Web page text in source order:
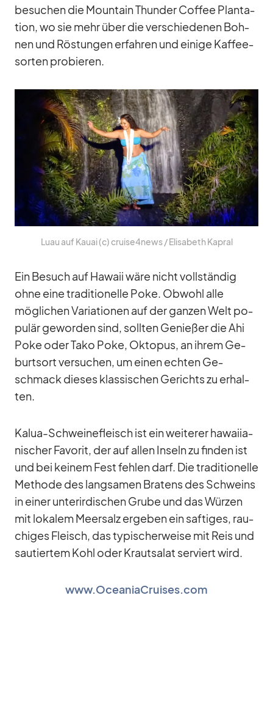
be­su­chen die Moun­tain Thun­der Cof­fee Plan­ta­
tion, wo sie mehr über die ver­schie­de­nen Boh­
nen und Rös­tun­gen er­fah­ren und ei­nige Kaf­fee­
sor­ten pro­bie­ren.
Luau auf Kauai (c) cruise4news /​ Eli­sa­beth Ka­pral
Ein Be­such auf Ha­waii wäre nicht voll­stän­dig
ohne eine tra­di­tio­nelle Poke. Ob­wohl alle
mög­li­chen Va­ria­tio­nen auf der gan­zen Welt po­
pu­lär ge­wor­den sind, soll­ten Ge­nie­ßer die Ahi
Poke oder Tako Poke, Ok­to­pus, an ih­rem Ge­
burts­ort ver­su­chen, um ei­nen ech­ten Ge­
schmack die­ses klas­si­schen Ge­richts zu er­hal­
ten.
Kalua-Schwei­ne­fleisch ist ein wei­te­rer ha­wai­ia­
ni­scher Fa­vo­rit, der auf al­len In­seln zu fin­den ist
und bei kei­nem Fest feh­len darf. Die tra­di­tio­nelle
Me­thode des lang­sa­men Bra­tens des Schweins
in ei­ner un­ter­ir­di­schen Grube und das Wür­zen
mit lo­ka­lem Meer­salz er­ge­ben ein saf­ti­ges, rau­
chi­ges Fleisch, das ty­pi­scher­weise mit Reis und
sau­tier­tem Kohl oder Kraut­sa­lat ser­viert wird.
www.OceaniaCruises.com